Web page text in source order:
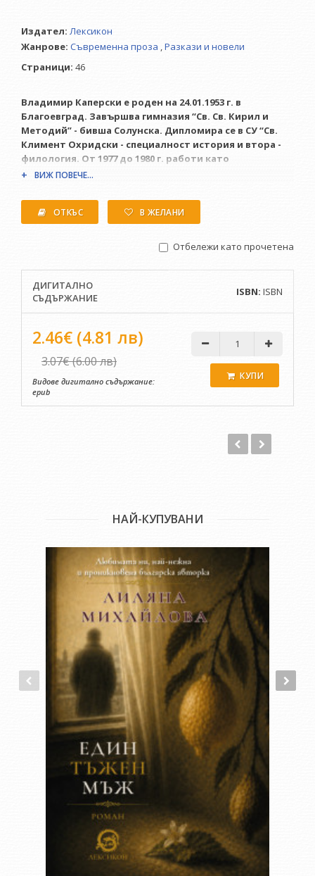
Издател: Лексикон
Жанрове: Съвременна проза ,Разкази и новели
Страници: 46
Владимир Каперски е роден на 24.01.1953 г. в
Благоевград. Завършва гимназия “Св. Св. Кирил и
Методий” - бивша Солунска. Дипломира се в СУ “Св.
Климент Охридски - специалност история и втора -
филология. От 1977 до 1980 г. работи като
литературен сътрудник във в. “Пиринско дело”. От
култура. От 1982 до 1985 г. е зам. кмет на Община
Благоевград по култура, образование и обредни
Телевизионен център - Благоевград. Напуска ТВЦ по
предприемачество, а после и на самостоятелна
творческа дейност.
Пише за вестници, списания, прави десетки
телевизионни предавания и документални филми за
издава първата си книга “Водолеен вихър” със
“стихове в проза или емоционално-философски
есета”, както ги определя писателката Весела
Люцканова. В предговора си за книгата тя твърди:
“Като гейзери, бликнали под лунна светлина,
През 2000 г. Владимир Каперски напуска Благоевград и
"Блескавици" е сборник с кратки разкази и импресии.
ВИЖ ПОВЕЧЕ...
ОТКЪС В ЖЕЛАНИ
Отбележи като прочетена
ДИГИТАЛНО
СЪДЪРЖАНИЕ
ISBN: ISBN
2.46€ (4.81 лв)
3.07€ (6.00 лв)
Видове дигитално съдържание:
epub
КУПИ
НАЙ-КУПУВАНИ